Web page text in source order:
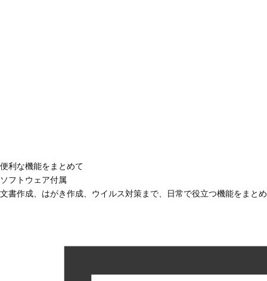
便利な機能をまとめて
ソフトウェア付属
文書作成、はがき作成、ウイルス対策まで、日常で役立つ機能をまと